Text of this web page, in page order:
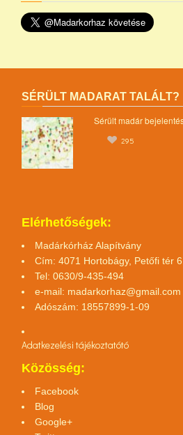
SÉRÜLT MADARAT TALÁLT?
Sérült madár
295
Elérhetőségek:
Madárkórház Alapítvány
Cím: 4071 Hortobágy, Petőfi tér
Tel: 0630/9-435-494
e-mail: madarkorhaz@gmail.com
Adószám: 18557899-1-09
Adatkezelési tájékoztatótó
Közösség:
Facebook
Blog
Google+